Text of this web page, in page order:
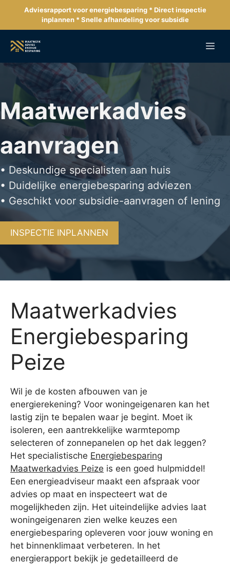
de
inhoud
Adviesrapport voor energiebesparing * Direct inspectie
inplannen * Snelle afhandeling voor subsidie
Maatwerkadvies
aanvragen
• Deskundige specialisten aan huis
• Duidelijke energiebesparing adviezen
• Geschikt voor subsidie-aanvragen of lening
INSPECTIE INPLANNEN
Maatwerkadvies
Energiebesparing
Peize
Wil je de kosten afbouwen van je
energierekening? Voor woningeigenaren kan het
lastig zijn te bepalen waar je begint. Moet ik
isoleren, een aantrekkelijke warmtepomp
selecteren of zonnepanelen op het dak leggen?
Het specialistische Energiebesparing
Maatwerkadvies Peize is een goed hulpmiddel!
Een energieadviseur maakt een afspraak voor
advies op maat en inspecteert wat de
mogelijkheden zijn. Het uiteindelijke advies laat
woningeigenaren zien welke keuzes een
energiebesparing opleveren voor jouw woning en
het binnenklimaat verbeteren. In het
energierapport bekijk je gedetailleerd de